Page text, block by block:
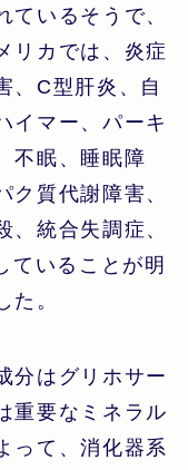
ているそうで、
リカでは、炎症
、C型肝炎、自
イマー、パーキ
不眠、睡眠障
ク質代謝障害、
、統合失調症、
ていることが明
た。
分はグリホサー
重要なミネラル
って、消化器系